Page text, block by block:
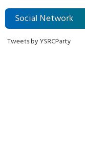
Social Network
Tweets by YSRCParty